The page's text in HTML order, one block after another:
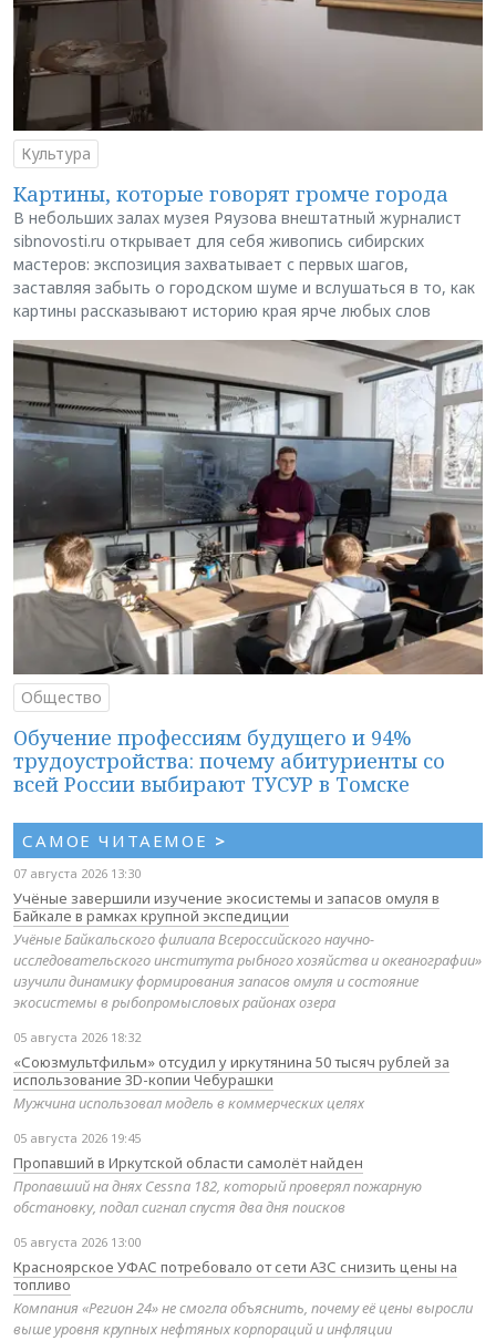
Культура
Картины, которые говорят громче города
В небольших залах музея Ряузова внештатный журналист
sibnovosti.ru открывает для себя живопись сибирских
мастеров: экспозиция захватывает с первых шагов,
заставляя забыть о городском шуме и вслушаться в то, как
картины рассказывают историю края ярче любых слов
Общество
Обучение профессиям будущего и 94%
трудоустройства: почему абитуриенты со
всей России выбирают ТУСУР в Томске
САМОЕ ЧИТАЕМОЕ >
07 августа 2026 13:30
Учёные завершили изучение экосистемы и запасов омуля в
Байкале в рамках крупной экспедиции
Учёные Байкальского филиала Всероссийского научно-
исследовательского института рыбного хозяйства и океанографии»
изучили динамику формирования запасов омуля и состояние
экосистемы в рыбопромысловых районах озера
05 августа 2026 18:32
«Союзмультфильм» отсудил у иркутянина 50 тысяч рублей за
использование 3D-копии Чебурашки
Мужчина использовал модель в коммерческих целях
05 августа 2026 19:45
Пропавший в Иркутской области самолёт найден
Пропавший на днях Cessna 182, который проверял пожарную
обстановку, подал сигнал спустя два дня поисков
05 августа 2026 13:00
Красноярское УФАС потребовало от сети АЗС снизить цены на
топливо
Компания «Регион 24» не смогла объяснить, почему её цены выросли
выше уровня крупных нефтяных корпораций и инфляции